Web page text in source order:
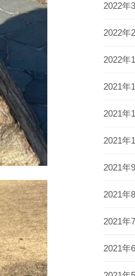
2022年
2022年
2022年
2021年
2021年
2021年
2021年
2021年
2021年
2021年